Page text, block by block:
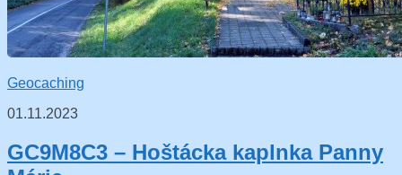
Geocaching
01.11.2023
GC9M8C3 – Hoštácka kaplnka Panny